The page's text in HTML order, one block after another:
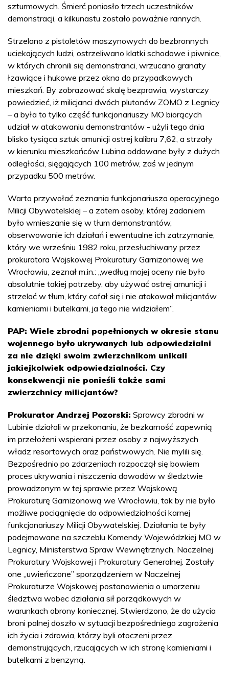
szturmowych. Śmierć poniosło trzech uczestników
demonstracji, a kilkunastu zostało poważnie rannych.
Strzelano z pistoletów maszynowych do bezbronnych
uciekających ludzi, ostrzeliwano klatki schodowe i piwnice,
w których chronili się demonstranci, wrzucano granaty
łzawiące i hukowe przez okna do przypadkowych
mieszkań. By zobrazować skalę bezprawia, wystarczy
powiedzieć, iż milicjanci dwóch plutonów ZOMO z Legnicy
– a była to tylko część funkcjonariuszy MO biorących
udział w atakowaniu demonstrantów - użyli tego dnia
blisko tysiąca sztuk amunicji ostrej kalibru 7,62, a strzały
w kierunku mieszkańców Lubina oddawane były z dużych
odległości, sięgających 100 metrów, zaś w jednym
przypadku 500 metrów.
Warto przywołać zeznania funkcjonariusza operacyjnego
Milicji Obywatelskiej – a zatem osoby, której zadaniem
było wmieszanie się w tłum demonstrantów,
obserwowanie ich działań i ewentualne ich zatrzymanie,
który we wrześniu 1982 roku, przesłuchiwany przez
prokuratora Wojskowej Prokuratury Garnizonowej we
Wrocławiu, zeznał m.in.: „według mojej oceny nie było
absolutnie takiej potrzeby, aby używać ostrej amunicji i
strzelać w tłum, który cofał się i nie atakował milicjantów
kamieniami i butelkami, ja tego nie widziałem”.
PAP: Wiele zbrodni popełnionych w okresie stanu
wojennego było ukrywanych lub odpowiedzialni
za nie dzięki swoim zwierzchnikom unikali
jakiejkolwiek odpowiedzialności. Czy
konsekwencji nie ponieśli także sami
zwierzchnicy milicjantów?
Prokurator Andrzej Pozorski: Sprawcy zbrodni w
Lubinie działali w przekonaniu, że bezkarność zapewnią
im przełożeni wspierani przez osoby z najwyższych
władz resortowych oraz państwowych. Nie mylili się.
Bezpośrednio po zdarzeniach rozpoczął się bowiem
proces ukrywania i niszczenia dowodów w śledztwie
prowadzonym w tej sprawie przez Wojskową
Prokuraturę Garnizonową we Wrocławiu, tak by nie było
możliwe pociągnięcie do odpowiedzialności karnej
funkcjonariuszy Milicji Obywatelskiej. Działania te były
podejmowane na szczeblu Komendy Wojewódzkiej MO w
Legnicy, Ministerstwa Spraw Wewnętrznych, Naczelnej
Prokuratury Wojskowej i Prokuratury Generalnej. Zostały
one „uwieńczone” sporządzeniem w Naczelnej
Prokuraturze Wojskowej postanowienia o umorzeniu
śledztwa wobec działania sił porządkowych w
warunkach obrony koniecznej. Stwierdzono, że do użycia
broni palnej doszło w sytuacji bezpośredniego zagrożenia
ich życia i zdrowia, którzy byli otoczeni przez
demonstrujących, rzucających w ich stronę kamieniami i
butelkami z benzyną.